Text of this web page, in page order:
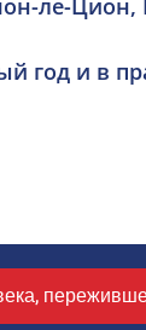
ле-
год и в
пережившего